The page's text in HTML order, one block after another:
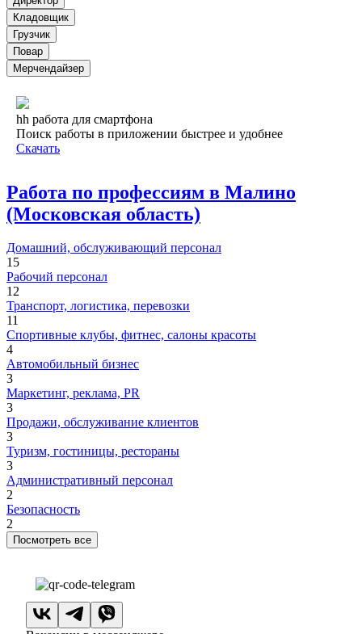
Кладовщик
Грузчик
Повар
Мерчендайзер
hh работа для смартфона
Поиск работы в приложении быстрее и удобнее
Скачать
Работа по профессиям в Малино
(Московская область)
Домашний, обслуживающий персонал
15
Рабочий персонал
12
Транспорт, логистика, перевозки
11
Спортивные клубы, фитнес, салоны красоты
4
Автомобильный бизнес
3
Маркетинг, реклама, PR
3
Продажи, обслуживание клиентов
3
Туризм, гостиницы, рестораны
3
Административный персонал
2
Безопасность
2
Посмотреть все